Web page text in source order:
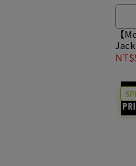
【
黑